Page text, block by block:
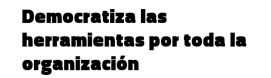
Democratiza las
herramientas por toda la
organización